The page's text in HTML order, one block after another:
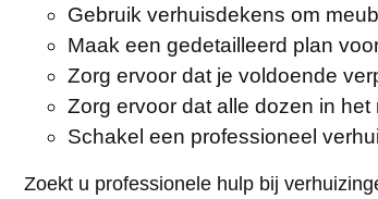
Gebruik verhuisdekens om
Maak een gedetailleerd plan
Zorg ervoor dat je voldoende
Zorg ervoor dat alle dozen in
Schakel een professioneel
Zoekt u professionele hulp bij